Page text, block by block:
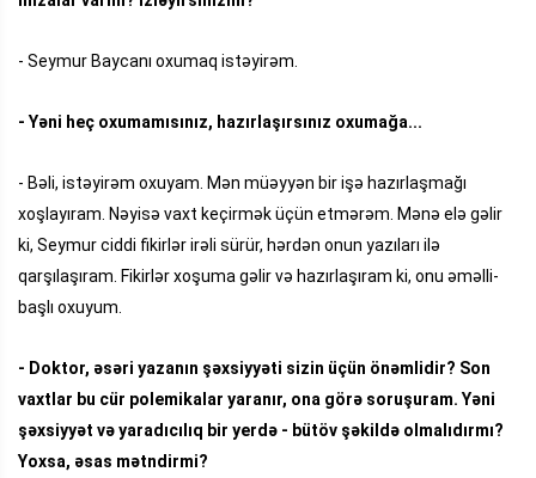
- Seymur Baycanı oxumaq istəyirəm.
- Yəni heç oxumamısınız, hazırlaşırsınız oxumağa...
- Bəli, istəyirəm oxuyam. Mən müəyyən bir işə hazırlaşmağı
xoşlayıram. Nəyisə vaxt keçirmək üçün etmərəm. Mənə elə gəlir
ki, Seymur ciddi fikirlər irəli sürür, hərdən onun yazıları ilə
qarşılaşıram. Fikirlər xoşuma gəlir və hazırlaşıram ki, onu əməlli-
başlı oxuyum.
- Doktor, əsəri yazanın şəxsiyyəti sizin üçün önəmlidir? Son
vaxtlar bu cür polemikalar yaranır, ona görə soruşuram. Yəni
şəxsiyyət və yaradıcılıq bir yerdə - bütöv şəkildə olmalıdırmı?
Yoxsa, əsas mətndirmi?